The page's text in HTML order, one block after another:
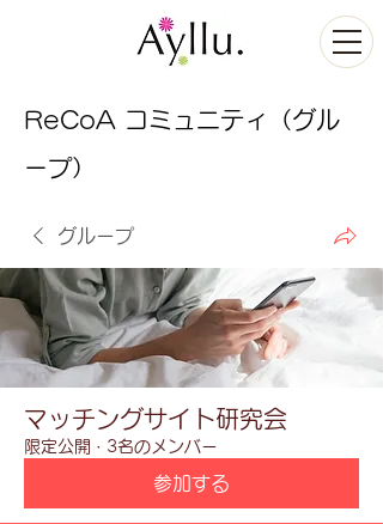
ReCoA コミュニティ（グル
ープ）
グループ
マッチングサイト研究会
限定公開 · 3名のメンバー
参加する